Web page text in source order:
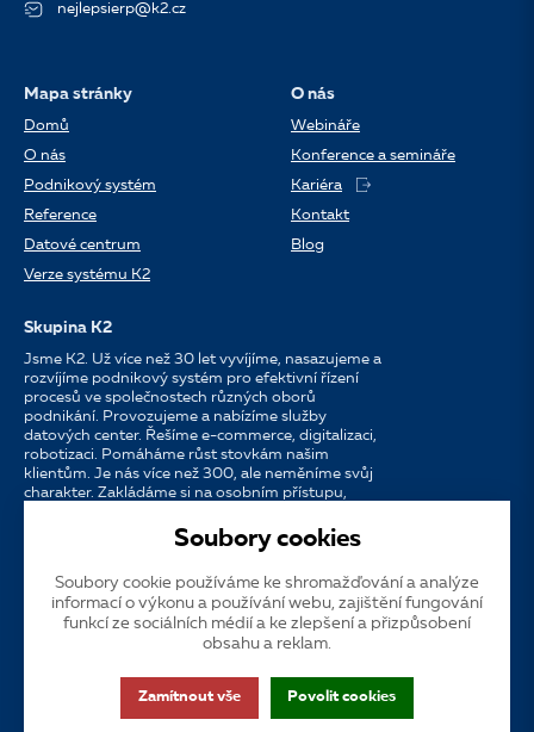
nejlepsierp@k2.cz
Mapa stránky
Domů
O nás
Podnikový systém
Reference
Datové centrum
Verze systému K2
O nás
Webináře
Konference a semináře
Kariéra
Kontakt
Blog
Skupina K2
Jsme K2. Už více než 30 let vyvíjíme, nasazujeme a
rozvíjíme podnikový systém pro efektivní řízení
procesů ve společnostech různých oborů
podnikání. Provozujeme a nabízíme služby
datových center. Řešíme e-commerce, digitalizaci,
robotizaci. Pomáháme růst stovkám našim
klientům. Je nás více než 300, ale neměníme svůj
charakter. Zakládáme si na osobním přístupu,
Jazyk CS EN SK
Dotační publicita
Zákaznická podpora VOS
Soubory cookies
Soubory cookie používáme ke shromažďování a analýze
informací o výkonu a používání webu, zajištění fungování
funkcí ze sociálních médií a ke zlepšení a přizpůsobení
obsahu a reklam.
Zamítnout vše Povolit cookies